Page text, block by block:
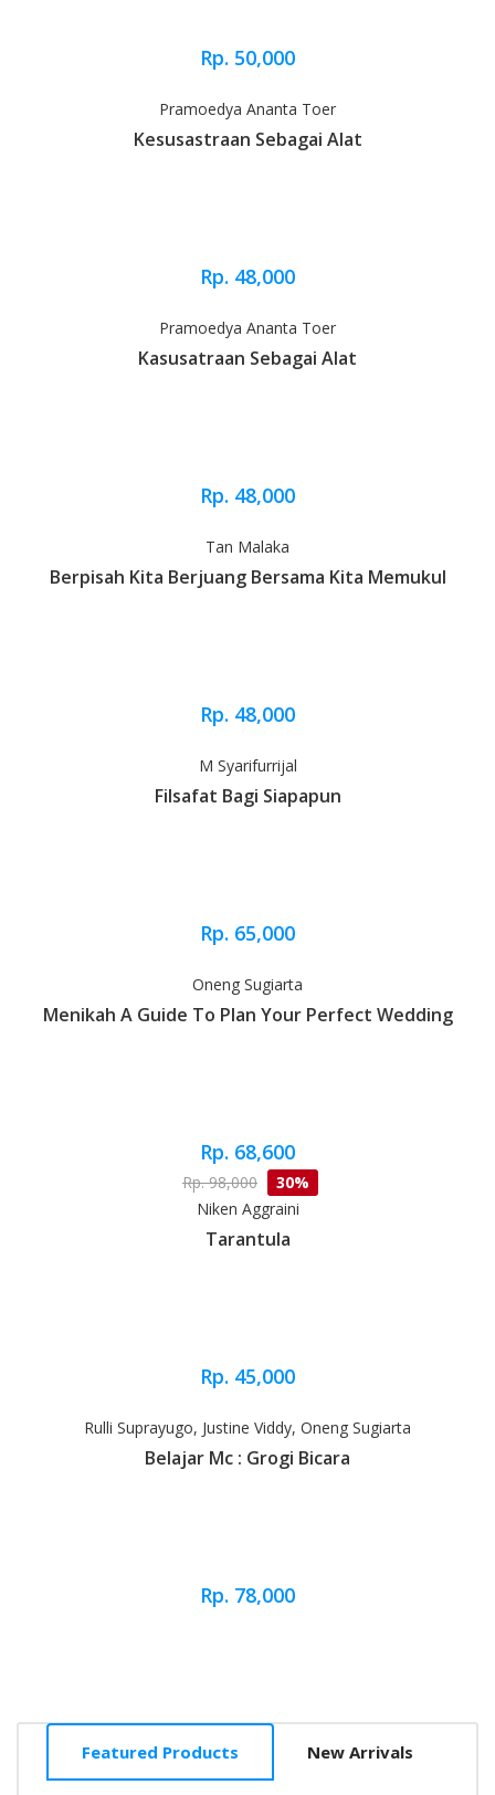
Rp. 50,000
Pramoedya Ananta Toer
Kesusastraan Sebagai Alat
Rp. 48,000
Pramoedya Ananta Toer
Kasusatraan Sebagai Alat
Rp. 48,000
Tan Malaka
Berpisah Kita Berjuang Bersama Kita Memukul
Rp. 48,000
M Syarifurrijal
Filsafat Bagi Siapapun
Rp. 65,000
Oneng Sugiarta
Menikah A Guide To Plan Your Perfect Wedding
Rp. 68,600
Rp. 98,000
30%
Niken Aggraini
Tarantula
Rp. 45,000
Rulli Suprayugo, Justine Viddy, Oneng Sugiarta
Belajar Mc : Grogi Bicara
Rp. 78,000
Featured Products New Arrivals